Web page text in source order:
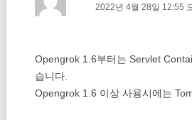
2022년 4월 28일 12:55
Opengrok 1.6부터는 Servlet
습니다.
Opengrok 1.6 이상 사용시에는